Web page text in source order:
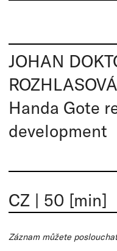
JOHAN
Handa Gote
development
CZ | 50 [min]
Záznam můžete